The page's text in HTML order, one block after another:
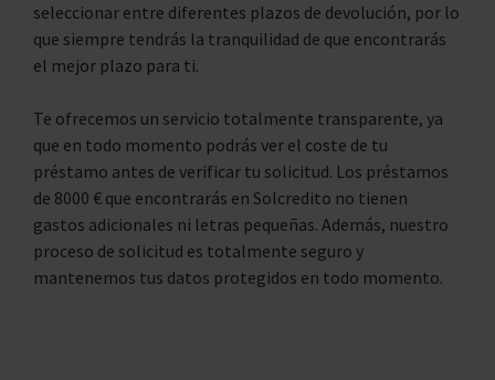
seleccionar entre diferentes plazos de devolución, por lo
que siempre tendrás la tranquilidad de que encontrarás
el mejor plazo para ti.
Te ofrecemos un servicio totalmente transparente, ya
que en todo momento podrás ver el coste de tu
préstamo antes de verificar tu solicitud. Los préstamos
de 8000 € que encontrarás en Solcredito no tienen
gastos adicionales ni letras pequeñas. Además, nuestro
proceso de solicitud es totalmente seguro y
mantenemos tus datos protegidos en todo momento.